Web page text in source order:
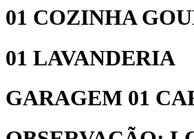
01 COZINHA
01 LAVANDERIA
GARAGEM 01